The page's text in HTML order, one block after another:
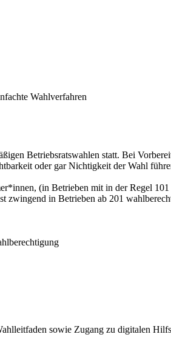
Wahlverfahren
Betriebsratswahlen statt. Bei
oder gar Nichtigkeit der Wahl
(in Betrieben mit in der Regel
zwingend in Betrieben ab 201
sowie Zugang zu digitalen